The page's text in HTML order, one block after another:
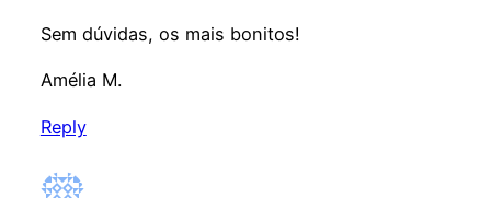
Sem dúvidas, os mais bonitos!
Amélia M.
Reply